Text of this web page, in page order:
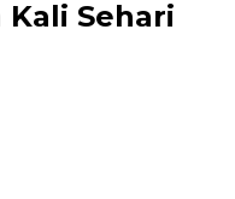
Sehari